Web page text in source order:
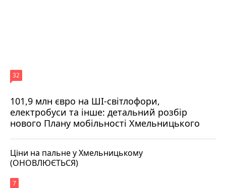
101,9 млн євро на ШІ-світлофори,
електробуси та інше: детальний розбір
нового Плану мобільності Хмельницького
32
Ціни на пальне у Хмельницькому
(ОНОВЛЮЄТЬСЯ)
7